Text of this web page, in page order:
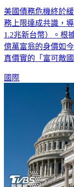
美國債務危機終於
務上限達成共識，
1.2兆新台幣）。根
億萬富翁的身價如
真價實的「富可敵國
國際